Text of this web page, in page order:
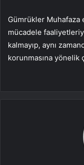
Gümrükler Muhafaza
mücadele
kalmayıp, aynı
korunmasına yönelik